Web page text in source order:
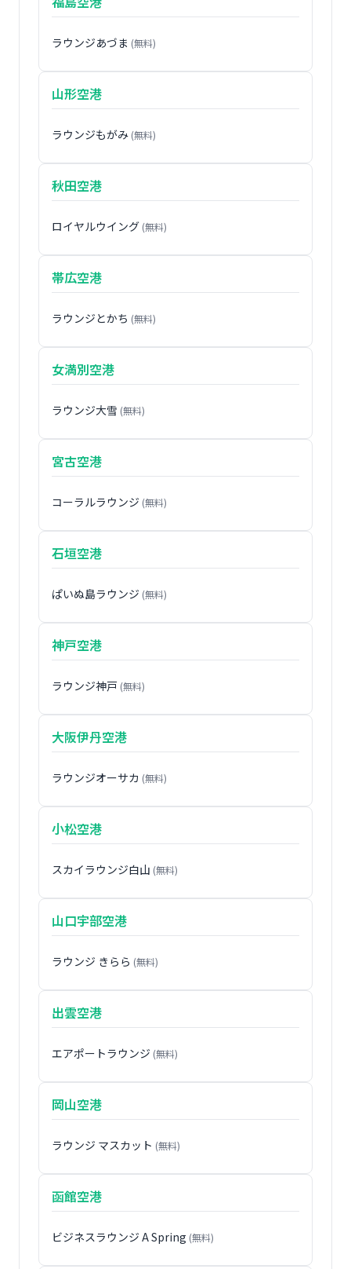
ラウンジあづま (無料)
山形空港
ラウンジもがみ (無料)
秋田空港
ロイヤルウイング (無料)
帯広空港
ラウンジとかち (無料)
女満別空港
ラウンジ大雪 (無料)
宮古空港
コーラルラウンジ (無料)
石垣空港
ぱいぬ島ラウンジ (無料)
神戸空港
ラウンジ神戸 (無料)
大阪伊丹空港
ラウンジオーサカ (無料)
小松空港
スカイラウンジ白山 (無料)
山口宇部空港
ラウンジ きらら (無料)
出雲空港
エアポートラウンジ (無料)
岡山空港
ラウンジ マスカット (無料)
函館空港
ビジネスラウンジ A Spring (無料)